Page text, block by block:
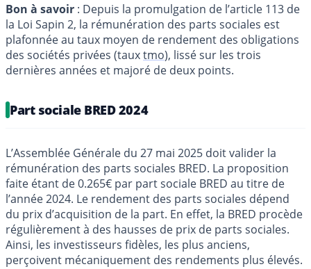
Bon à savoir : Depuis la promulgation de l’article 113 de
la Loi Sapin 2, la rémunération des parts sociales est
plafonnée au taux moyen de rendement des obligations
des sociétés privées (tauxtmo), lissé sur les trois
dernières années et majoré de deux points.
Part sociale BRED 2024
L’Assemblée Générale du 27 mai 2025 doit valider la
rémunération des parts sociales BRED. La proposition
faite étant de 0.265€ par part sociale BRED au titre de
l’année 2024. Le rendement des parts sociales dépend
du prix d’acquisition de la part. En effet, la BRED procède
régulièrement à des hausses de prix de parts sociales.
Ainsi, les investisseurs fidèles, les plus anciens,
perçoivent mécaniquement des rendements plus élevés.